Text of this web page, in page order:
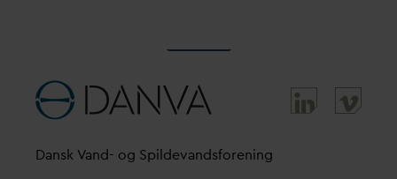
Dansk Vand- og Spildevandsforening